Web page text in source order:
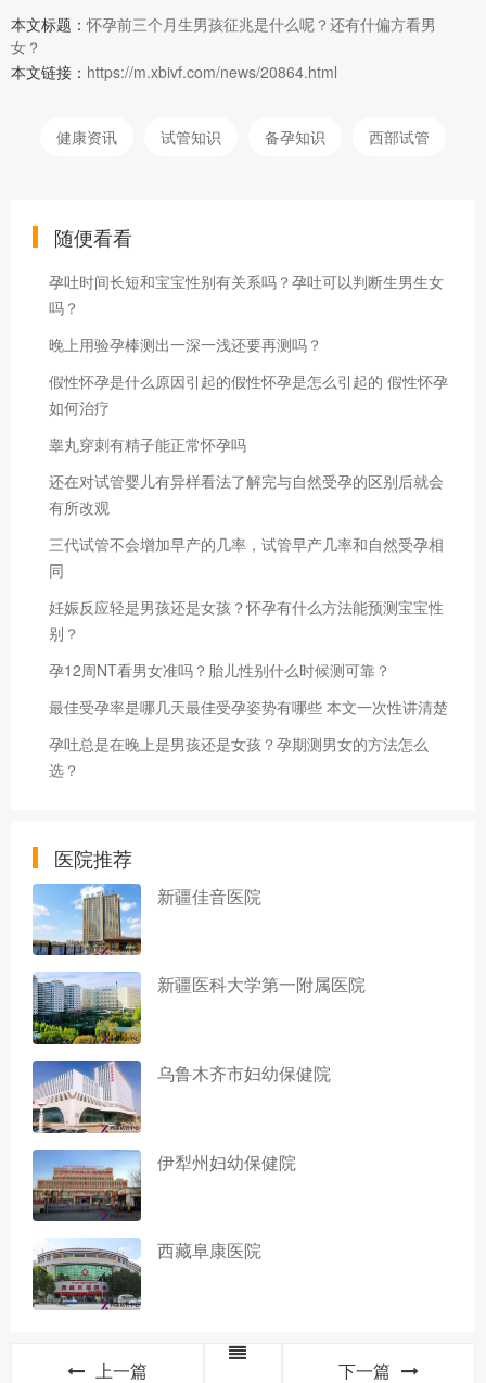
本文标题：怀孕前三个月生男孩征兆是什么呢？还有什偏方看男
女？
本文链接： https://m.xbivf.com/news/20864.html
健康资讯 试管知识 备孕知识 西部试管
随便看看
孕吐时间长短和宝宝性别有关系吗？孕吐可以判断生男生女
吗？
晚上用验孕棒测出一深一浅还要再测吗？
假性怀孕是什么原因引起的假性怀孕是怎么引起的 假性怀孕
如何治疗
睾丸穿刺有精子能正常怀孕吗
还在对试管婴儿有异样看法了解完与自然受孕的区别后就会
有所改观
三代试管不会增加早产的几率，试管早产几率和自然受孕相
同
妊娠反应轻是男孩还是女孩？怀孕有什么方法能预测宝宝性
别？
孕12周NT看男女准吗？胎儿性别什么时候测可靠？
最佳受孕率是哪几天最佳受孕姿势有哪些 本文一次性讲清楚
孕吐总是在晚上是男孩还是女孩？孕期测男女的方法怎么
选？
医院推荐
新疆佳音医院
新疆医科大学第一附属医院
乌鲁木齐市妇幼保健院
伊犁州妇幼保健院
西藏阜康医院
上一篇 下一篇